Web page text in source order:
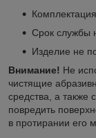
Срок службы
Изделие не
Внимание! Не
чистящие
средства, а также
повредить
в протирании его